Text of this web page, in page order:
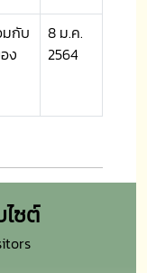
มกับ
ง
8 ม.ค.
2564
ไซต์